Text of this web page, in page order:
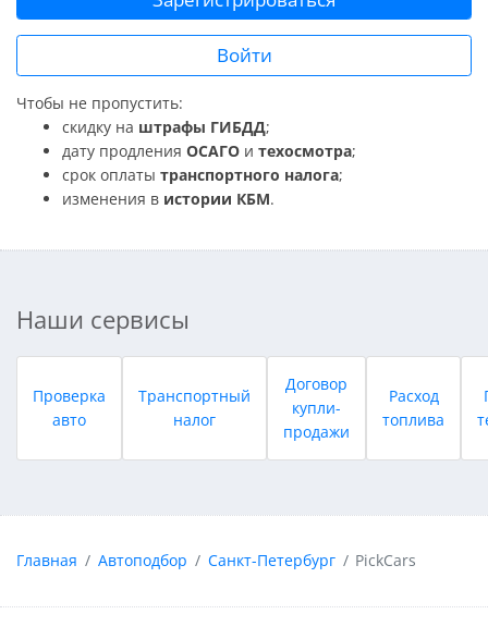
Войти
Чтобы не пропустить:
скидку на штрафы ГИБДД;
дату продления ОСАГО и техосмотра;
срок оплаты транспортного налога;
изменения в истории КБМ.
Наши сервисы
Проверка
авто
Транспортный
налог
Договор
купли-
продажи
Расход
топлива
Главная Автоподбор Санкт-Петербург PickCars